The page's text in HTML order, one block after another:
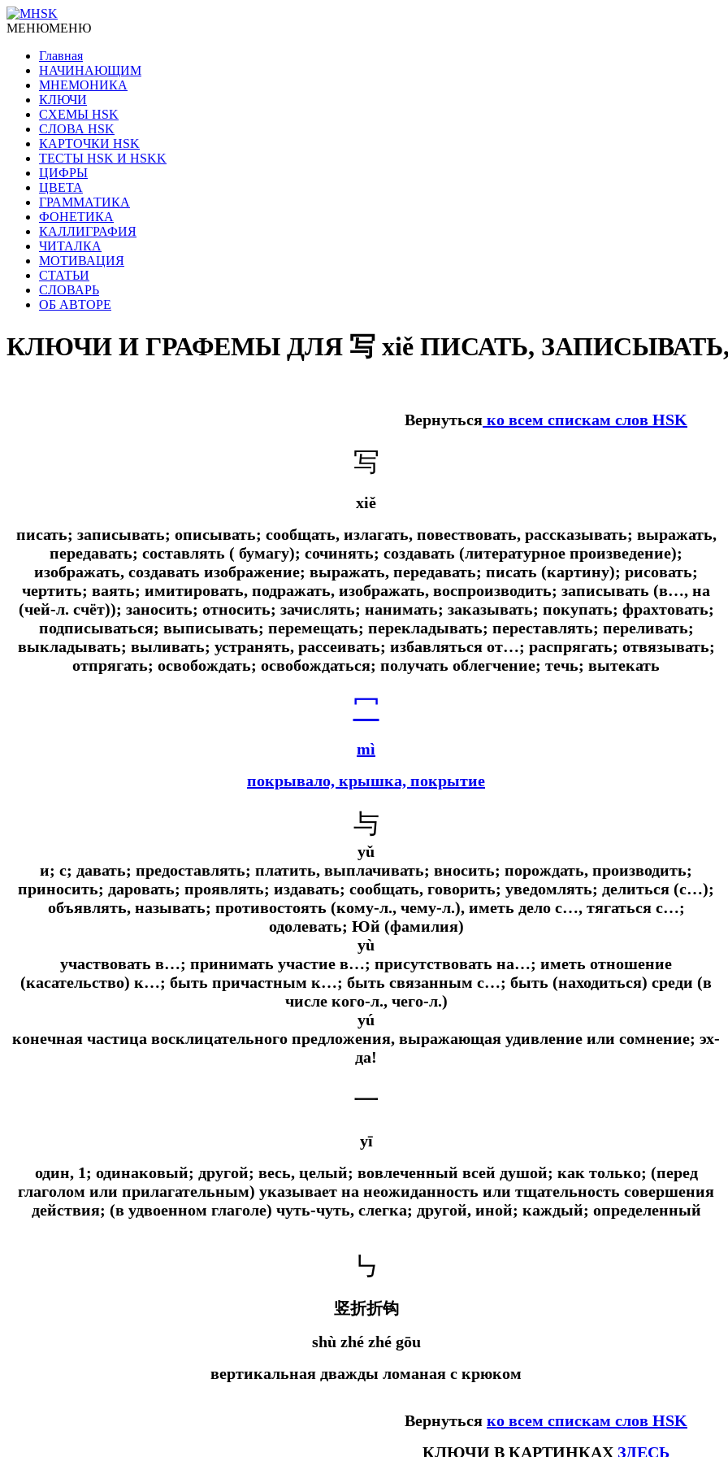
МЕНЮМЕНЮ
Главная
НАЧИНАЮЩИМ
МНЕМОНИКА
КЛЮЧИ
СХЕМЫ HSK
СЛОВА HSK
КАРТОЧКИ HSK
ТЕСТЫ HSK И HSKK
ЦИФРЫ
ЦВЕТА
ГРАММАТИКА
ФОНЕТИКА
КАЛЛИГРАФИЯ
ЧИТАЛКА
МОТИВАЦИЯ
СТАТЬИ
СЛОВАРЬ
ОБ АВТОРЕ
КЛЮЧИ И ГРАФЕМЫ ДЛЯ 写 xiě ПИСАТЬ,
Вернуться ко всем спискам слов HSK
写
xiě
писать; записывать; описывать; сообщать, излагать, повествовать, рассказывать; выражать,
передавать; составлять ( бумагу); сочинять; создавать (литературное произведение);
изображать, создавать изображение; выражать, передавать; писать (картину); рисовать;
чертить; ваять; имитировать, подражать, изображать, воспроизводить; записывать (в…, на
(чей-л. счёт)); заносить; относить; зачислять; нанимать; заказывать; покупать; фрахтовать;
подписываться; выписывать; перемещать; перекладывать; переставлять; переливать;
выкладывать; выливать; устранять, рассеивать; избавляться от…; распрягать; отвязывать;
отпрягать; освобождать; освобождаться; получать облегчение; течь; вытекать
冖
mì
покрывало, крышка, покрытие
与
yǔ
и; с; давать; предоставлять; платить, выплачивать; вносить; порождать, производить;
приносить; даровать; проявлять; издавать; сообщать, говорить; уведомлять; делиться (с…);
объявлять, называть; противостоять (кому-л., чему-л.), иметь дело с…, тягаться с…;
одолевать; Юй (фамилия)
yù
участвовать в…; принимать участие в…; присутствовать на…; иметь отношение
(касательство) к…; быть причастным к…; быть связанным с…; быть (находиться) среди (в
числе кого-л., чего-л.)
yú
конечная частица восклицательного предложения, выражающая удивление или сомнение; эх-
да!
一
yī
один, 1; одинаковый; другой; весь, целый; вовлеченный всей душой; как только; (перед
глаголом или прилагательным) указывает на неожиданность или тщательность совершения
действия; (в удвоенном глаголе) чуть-чуть, слегка; другой, иной; каждый; определенный
㇉
竖折折钩
shù zhé zhé gōu
вертикальная дважды ломаная с крюком
Вернуться ко всем спискам слов HSK
КЛЮЧИ В КАРТИНКАХ ЗДЕСЬ